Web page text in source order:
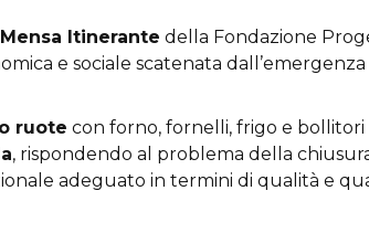
Mensa Itinerante della Fondazione
e sociale scatenata dall’emergenza
ruote con forno, fornelli, frigo e
, rispondendo al problema della
adeguato in termini di qualità e